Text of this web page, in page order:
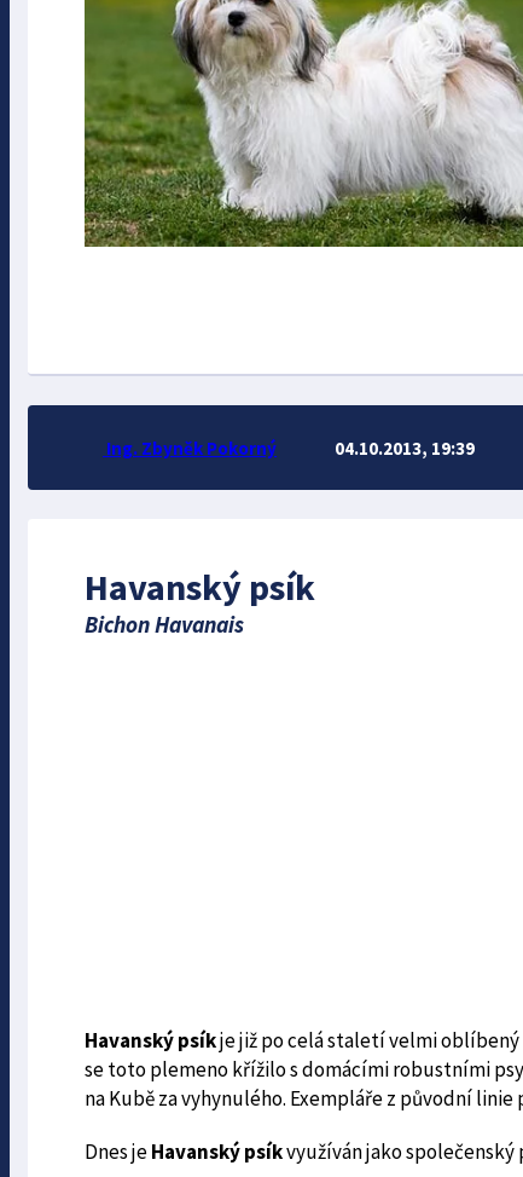
Havanský psík
Bichon Havanais
Havanský psíkje již po celá staletí velmi oblíbený
se toto plemeno křížilo s domácími robustními
na Kubě za vyhynulého. Exempláře z původní
Dnes jeHavanský psíkvyužíván jako společenský
Ing. Zbyněk Pokorný 04.10.2013, 19:39